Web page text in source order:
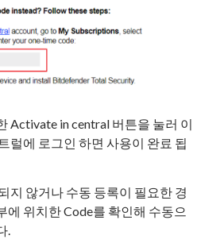
Activate in central 버튼을 눌러 이
럴에 로그인 하면 사용이 완료 됩
지 않거나 수동 등록이 필요한 경
에 위치한 Code를 확인해 수동으
.